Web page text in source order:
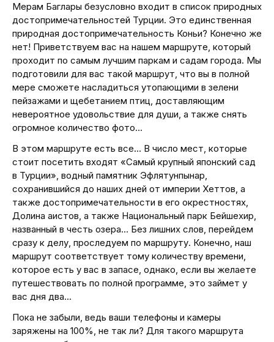
Мерам Баглары безусловно входит в список природных
достопримечательностей Турции. Это единственная
природная достопримечательность Коньи? Конечно же
нет! Приветствуем вас на нашем маршруте, который
проходит по самым лучшим паркам и садам города. Мы
подготовили для вас такой маршрут, что вы в полной
мере сможете насладиться утопающими в зелени
пейзажами и щебетанием птиц, доставляющим
невероятное удовольствие для души, а также снять
огромное количество фото…
В этом маршруте есть все… В число мест, которые
стоит посетить входят «Самый крупный японский сад
в Турции», водный памятник Эфлятунпынар,
сохранившийся до наших дней от империи Хеттов, а
также достопримечательности в его окрестностях,
Долина аистов, а также Национальный парк Бейшехир,
названный в честь озера… Без лишних слов, перейдем
сразу к делу, проследуем по маршруту. Конечно, наш
маршрут соответствует тому количеству времени,
которое есть у вас в запасе, однако, если вы желаете
путешествовать по полной программе, это займет у
вас дня два…
Пока не забыли, ведь ваши телефоны и камеры
заряжены на 100%, не так ли? Для такого маршрута